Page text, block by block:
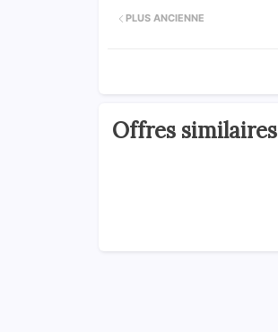
PLUS ANCIENNE
Offres similaires